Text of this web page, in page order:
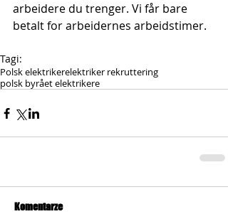
arbeidere du trenger. Vi får bare
betalt for arbeidernes arbeidstimer.
Tagi:
Polsk elektrikerelektriker rekruttering
polsk byrået elektrikere
Komentarze